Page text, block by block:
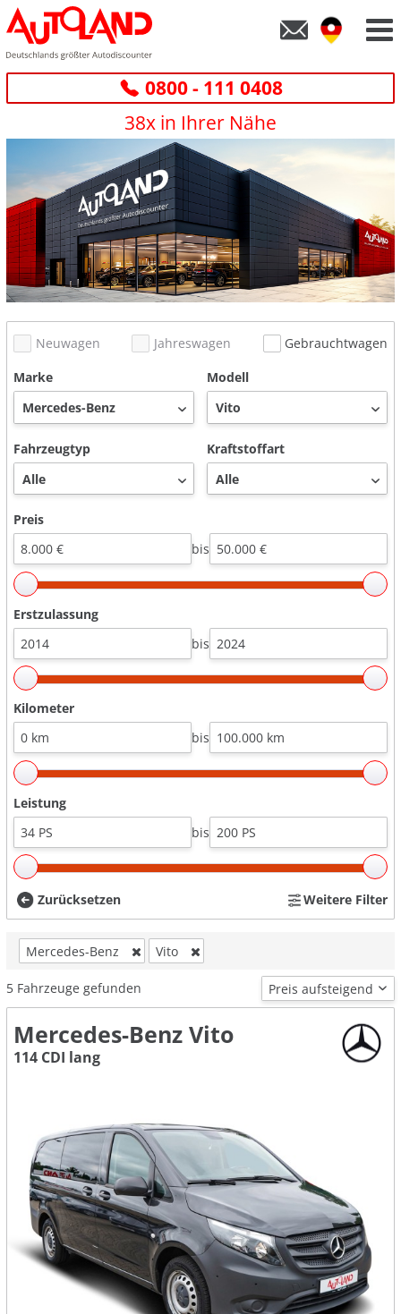
0800 - 111 0408
38x in Ihrer Nähe
Neuwagen Jahreswagen
Gebrauchtwagen
Marke
Modell
Fahrzeugtyp Kraftstoffart
Preis
bis
Erstzulassung
bis
Kilometer
bis
Leistung
bis
Zurücksetzen Weitere Filter
Mercedes-Benz Vito
5 Fahrzeuge gefunden
Mercedes-Benz Vito
114 CDI lang